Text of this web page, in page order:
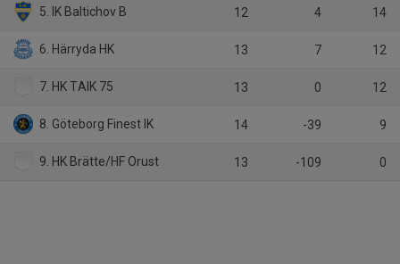
5. IK Baltichov B 12 4 14
6. Härryda HK 13 7 12
7. HK TAIK 75 13 0 12
8. Göteborg Finest IK 14 -39 9
9. HK Brätte/HF Orust 13 -109 0